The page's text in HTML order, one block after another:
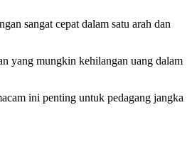
sangat cepat dalam satu arah dan
yang mungkin kehilangan uang dalam
ini penting untuk pedagang jangka